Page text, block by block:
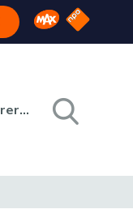
Omroep MAX
NPO
Registreren